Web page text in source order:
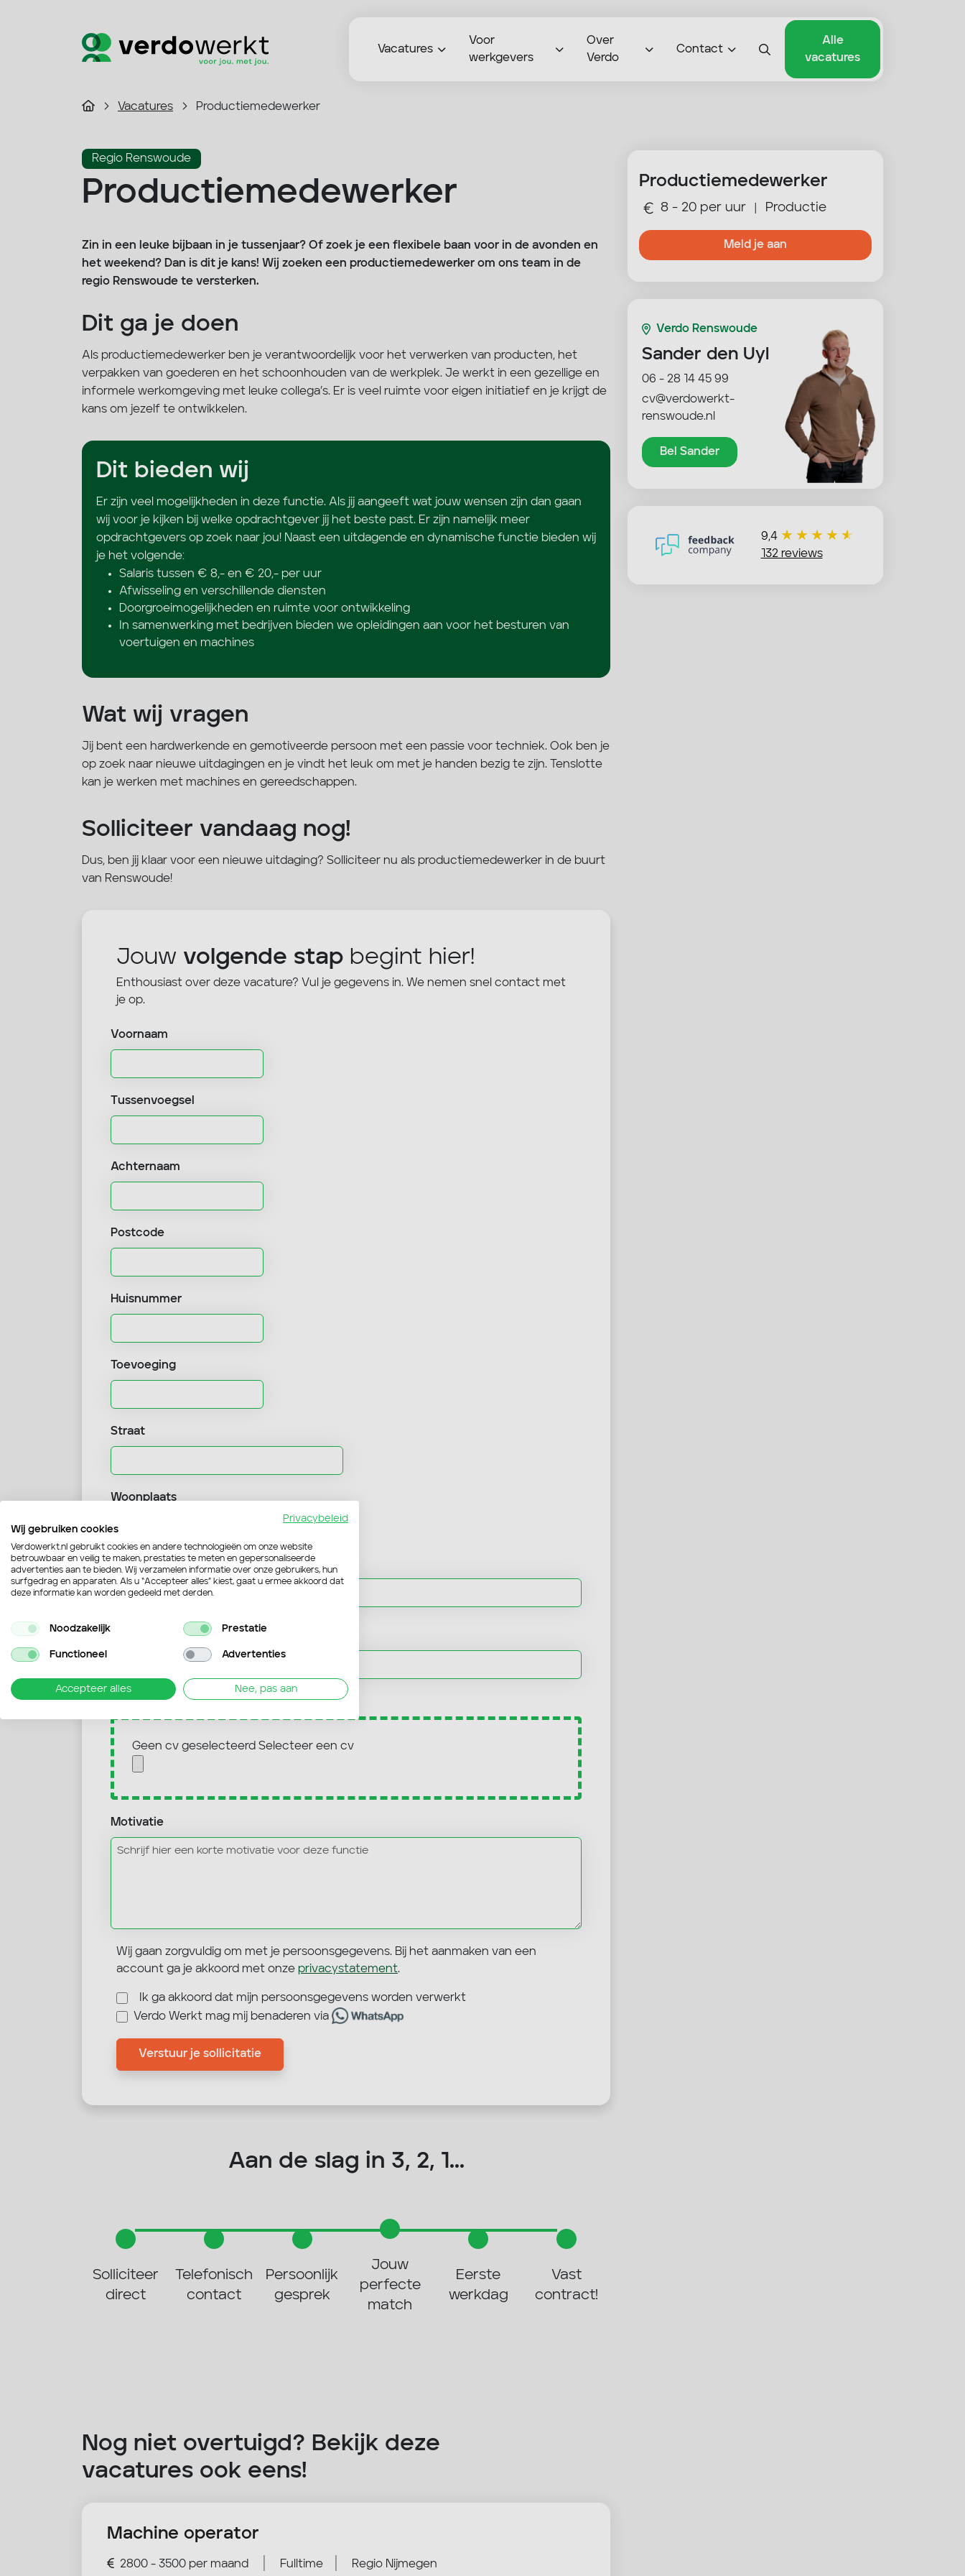
Vacatures
Voor
werkgevers
Over
Verdo
Contact
Alle
vacatures
Vacatures Productiemedewerker
Regio Renswoude
Productiemedewerker
Zin in een leuke bijbaan in je tussenjaar? Of zoek je een flexibele baan voor in de avonden en
het weekend? Dan is dit je kans! Wij zoeken een productiemedewerker om ons team in de
regio Renswoude te versterken.
Dit ga je doen
Als productiemedewerker ben je verantwoordelijk voor het verwerken van producten, het
verpakken van goederen en het schoonhouden van de werkplek. Je werkt in een gezellige en
informele werkomgeving met leuke collega’s. Er is veel ruimte voor eigen initiatief en je krijgt de
kans om jezelf te ontwikkelen.
Dit bieden wij
Er zijn veel mogelijkheden in deze functie. Als jij aangeeft wat jouw wensen zijn dan gaan
wij voor je kijken bij welke opdrachtgever jij het beste past. Er zijn namelijk meer
opdrachtgevers op zoek naar jou! Naast een uitdagende en dynamische functie bieden wij
je het volgende:
Salaris tussen € 8,- en € 20,- per uur
Afwisseling en verschillende diensten
Doorgroeimogelijkheden en ruimte voor ontwikkeling
In samenwerking met bedrijven bieden we opleidingen aan voor het besturen van
voertuigen en machines
Wat wij vragen
Jij bent een hardwerkende en gemotiveerde persoon met een passie voor techniek. Ook ben je
op zoek naar nieuwe uitdagingen en je vindt het leuk om met je handen bezig te zijn. Tenslotte
kan je werken met machines en gereedschappen.
Solliciteer vandaag nog!
Dus, ben jij klaar voor een nieuwe uitdaging? Solliciteer nu als productiemedewerker in de buurt
van Renswoude!
Jouw volgende stap begint hier!
Enthousiast over deze vacature? Vul je gegevens in. We nemen snel contact met
je op.
Voornaam
Tussenvoegsel
Achternaam
Postcode
Huisnummer
Toevoeging
Straat
Woonplaats
Mobielnummer
Curriculum vitae
Geen cv geselecteerd Selecteer een cv
Motivatie
Wij gaan zorgvuldig om met je persoonsgegevens. Bij het aanmaken van een
account ga je akkoord met onze privacystatement.
Ik ga akkoord dat mijn persoonsgegevens worden verwerkt
Verdo Werkt mag mij benaderen via
Verstuur je sollicitatie
Aan de slag in 3, 2, 1...
Solliciteer
direct
Telefonisch
contact
Persoonlijk
gesprek
Jouw
perfecte
match
Eerste
werkdag
Vast
contract!
Nog niet overtuigd? Bekijk deze
vacatures ook eens!
Machine operator
2800 - 3500 per maand Fulltime Regio Nijmegen
Productiemedewerker
8 - 20 per uur Productie
Meld je aan
Verdo Renswoude
Sander den Uyl
06 - 28 14 45 99
cv@verdowerkt-
renswoude.nl
Bel Sander
9,4
132 reviews
Privacybeleid
Wij gebruiken cookies
Verdowerkt.nl gebruikt cookies en andere technologieën om onze website
betrouwbaar en veilig te maken, prestaties te meten en gepersonaliseerde
advertenties aan te bieden. Wij verzamelen informatie over onze gebruikers, hun
surfgedrag en apparaten. Als u “Accepteer alles” kiest, gaat u ermee akkoord dat
deze informatie kan worden gedeeld met derden.
Noodzakelijk Prestatie
Functioneel Advertenties
Accepteer alles Nee, pas aan